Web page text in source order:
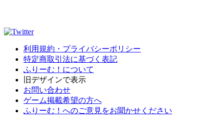
利用規約・プライバシーポリシー
特定商取引法に基づく表記
ふりーむ！について
旧デザインで表示
お問い合わせ
ゲーム掲載希望の方へ
ふりーむ！へのご意見をお聞かせください